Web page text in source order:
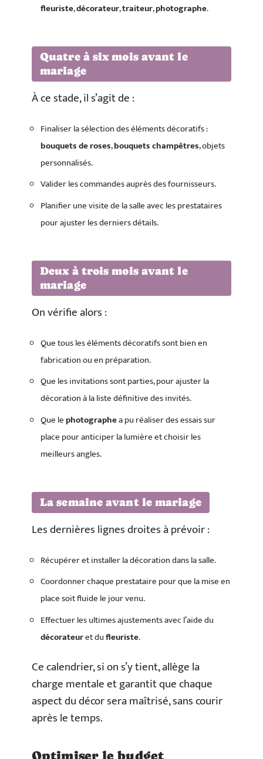
fleuriste,décorateur,traiteur,photographe.
Quatre à six mois avant le
mariage
À ce stade, il s’agit de :
Finaliser la sélection des éléments décoratifs :
bouquets de roses,bouquets champêtres, objets
personnalisés.
Valider les commandes auprès des fournisseurs.
Planifier une visite de la salle avec les prestataires
pour ajuster les derniers détails.
Deux à trois mois avant le
mariage
On vérifie alors :
Que tous les éléments décoratifs sont bien en
fabrication ou en préparation.
Que les invitations sont parties, pour ajuster la
décoration à la liste définitive des invités.
Que lephotographea pu réaliser des essais sur
place pour anticiper la lumière et choisir les
meilleurs angles.
La semaine avant le mariage
Les dernières lignes droites à prévoir :
Récupérer et installer la décoration dans la salle.
Coordonner chaque prestataire pour que la mise en
place soit fluide le jour venu.
Effectuer les ultimes ajustements avec l’aide du
décorateuret dufleuriste.
Ce calendrier, si on s’y tient, allège la
charge mentale et garantit que chaque
aspect du décor sera maîtrisé, sans courir
après le temps.
Optimiser le budget